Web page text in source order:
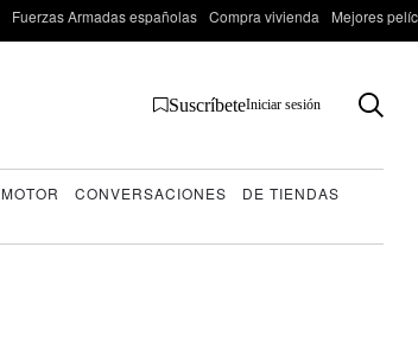
Fuerzas Armadas españolas Compra vivienda Mejores
SuscríbeteIniciar sesión
MOTOR CONVERSACIONES
DE TIENDAS